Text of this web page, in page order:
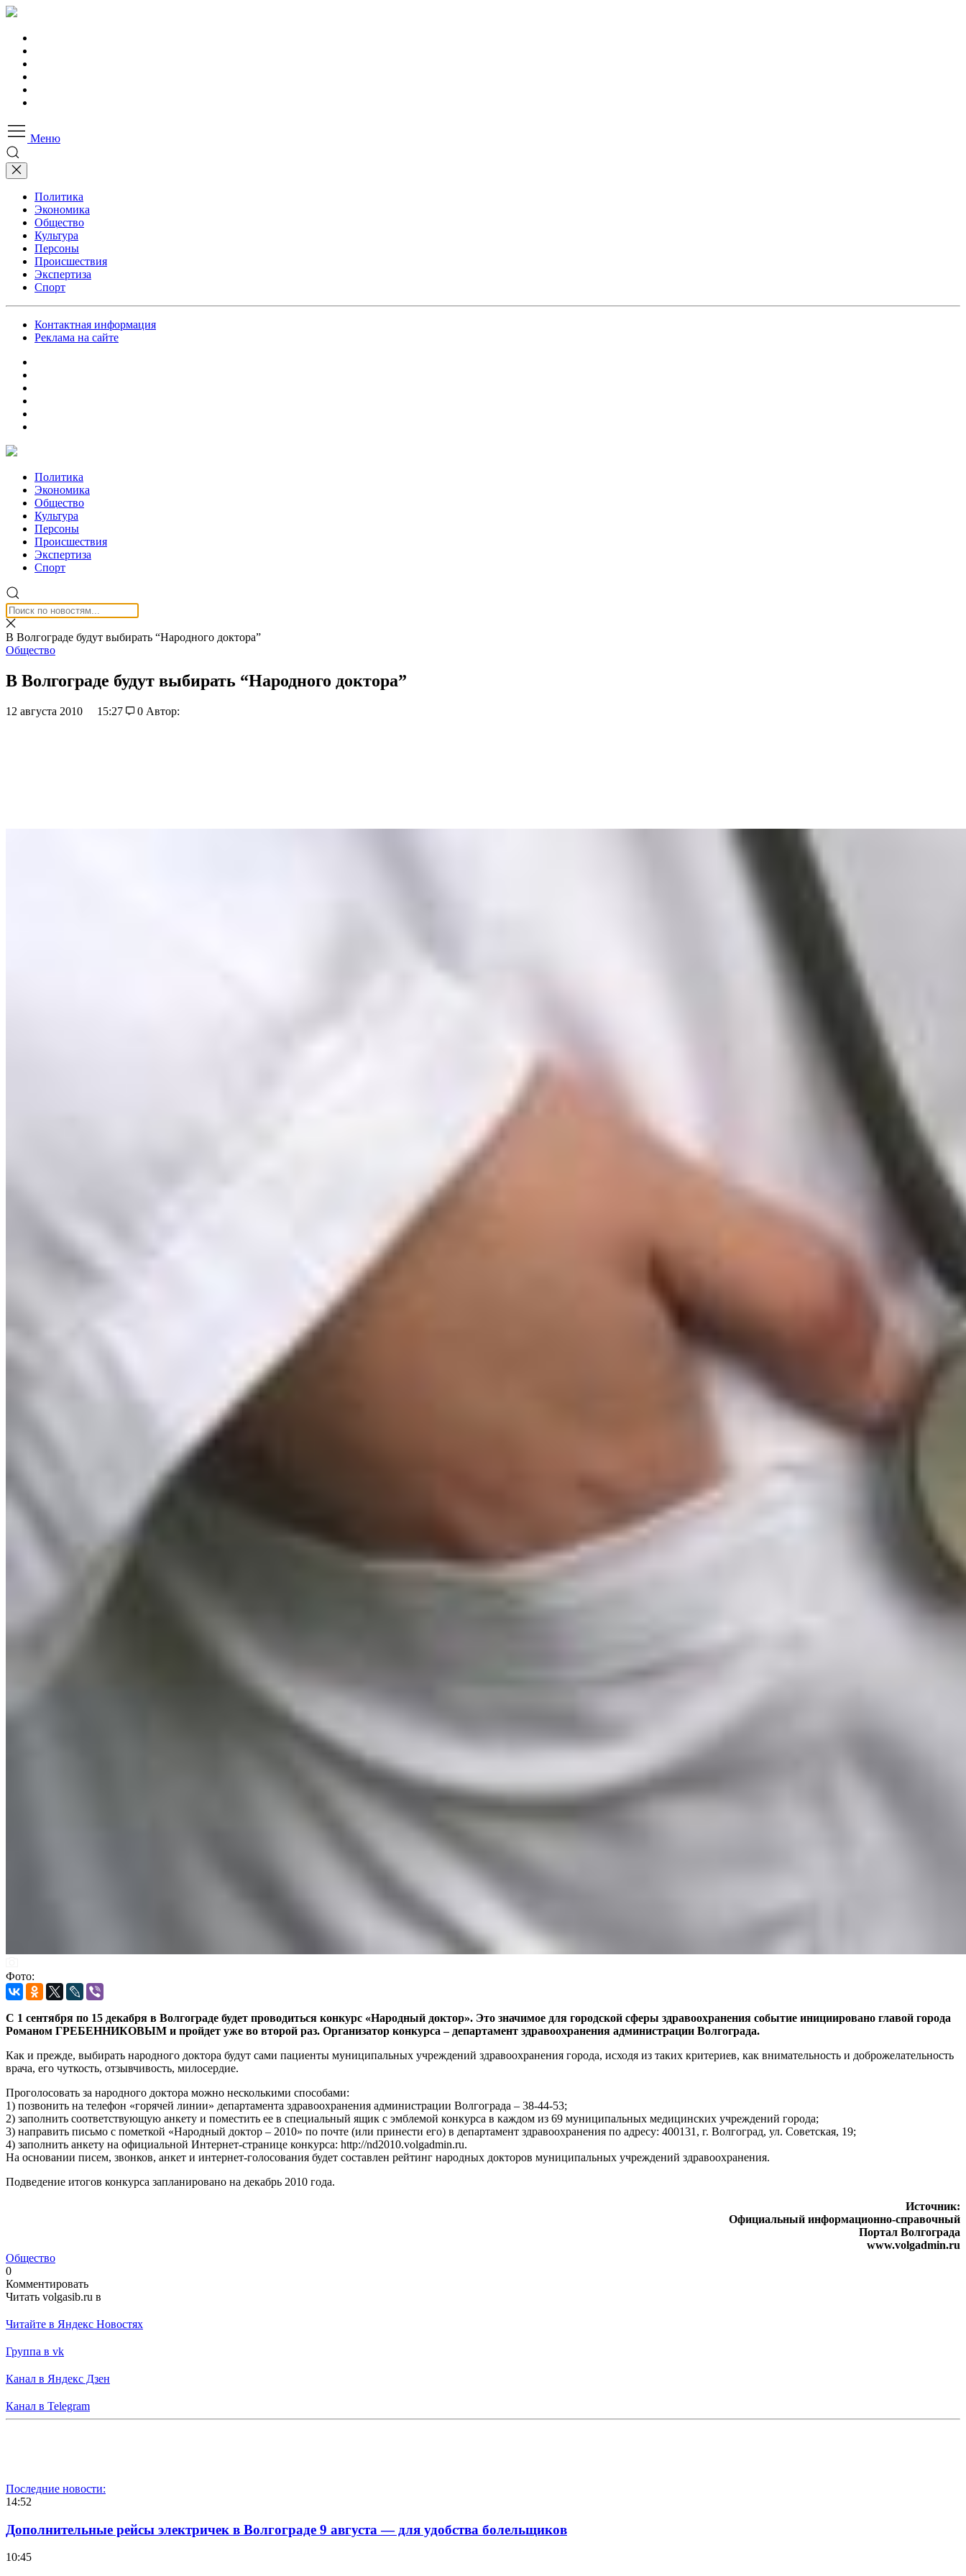
Меню
Политика
Экономика
Общество
Культура
Персоны
Происшествия
Экспертиза
Спорт
Контактная информация
Реклама на сайте
Политика
Экономика
Общество
Культура
Персоны
Происшествия
Экспертиза
Спорт
В Волгограде будут выбирать “Народного доктора”
Общество
В Волгограде будут выбирать “Народного доктора”
12 августа 2010 15:27 0 Автор:
Фото:
С 1 сентября по 15 декабря в Волгограде будет проводиться конкурс «Народный доктор». Это значимое для городской сферы здравоохранения событие инициировано главой города
Романом ГРЕБЕННИКОВЫМ и пройдет уже во второй раз. Организатор конкурса – департамент здравоохранения администрации Волгограда.
Как и прежде, выбирать народного доктора будут сами пациенты муниципальных учреждений здравоохранения города, исходя из таких критериев, как внимательность и доброжелательность
врача, его чуткость, отзывчивость, милосердие.
Проголосовать за народного доктора можно несколькими способами:
1) позвонить на телефон «горячей линии» департамента здравоохранения администрации Волгограда – 38-44-53;
2) заполнить соответствующую анкету и поместить ее в специальный ящик с эмблемой конкурса в каждом из 69 муниципальных медицинских учреждений города;
3) направить письмо с пометкой «Народный доктор – 2010» по почте (или принести его) в департамент здравоохранения по адресу: 400131, г. Волгоград, ул. Советская, 19;
4) заполнить анкету на официальной Интернет-странице конкурса: http://nd2010.volgadmin.ru.
На основании писем, звонков, анкет и интернет-голосования будет составлен рейтинг народных докторов муниципальных учреждений здравоохранения.
Подведение итогов конкурса запланировано на декабрь 2010 года.
Источник:
Официальный информационно-справочный
Портал Волгограда
www.volgadmin.ru
Общество
0
Комментировать
Читать volgasib.ru в
Читайте в Яндекс Новостях
Группа в vk
Канал в Яндекс Дзен
Канал в Telegram
Последние новости:
14:52
Дополнительные рейсы электричек в Волгограде 9 августа — для удобства болельщиков
10:45